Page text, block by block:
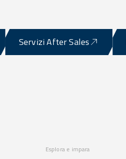
Servizi After Sales
Esplora e impara